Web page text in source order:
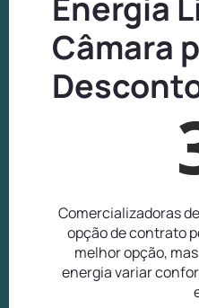
Câmara
Comercializadoras
opção de contrato
melhor opção,
energia variar